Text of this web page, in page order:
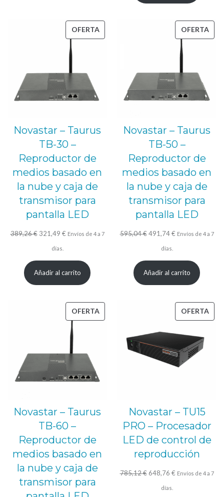
OFERTAPRODUCTO
Novastar – Taurus
TB-30 –
Reproductor de
medios basado en
la nube y caja de
transmisor para
pantalla LED
389,26€ El
precio
original
era:
321,49 €El
actual
es:
Envíos de 4 a 7
días.
Añadir al carrito
OFERTA
Novastar – Taurus
TB-50 –
Reproductor de
medios basado en
la nube y caja de
transmisor para
pantalla LED
595,04€ El
precio
original
era:
491,74€El
actual
es:
Envíos de 4 a 7
días.
Añadir al carrito
OFERTAPRODUCTO
OFERTA
Novastar – Taurus
TB-60 –
Reproductor de
medios basado en
la nube y caja de
transmisor para
OFERTA
Novastar – TU15
PRO – Procesador
LED de control de
reproducción
785,12€ El
precio
648,76 €ElEnvíos de 4 a 7
días.